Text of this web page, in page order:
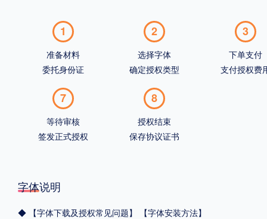
1
准备材料
委托身份证
2
选择字体
确定授权类型
3
下单支付
支付授权费
7
等待审核
签发正式授权
8
授权结束
保存协议证书
字体说明
◆ 【字体下载及授权常见问题】
【字体安装方法】